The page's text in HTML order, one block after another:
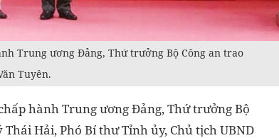
Trung ương Đảng, Thứ trưởng Bộ Công an trao
Tuyên.
hành Trung ương Đảng, Thứ trưởng Bộ
Hải, Phó Bí thư Tỉnh ủy, Chủ tịch UBND